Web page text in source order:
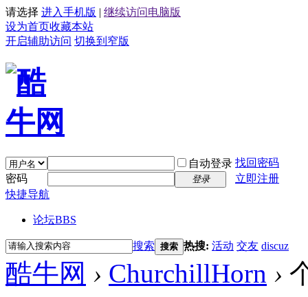
请选择 进入手机版 | 继续访问电脑版
设为首页收藏本站
开启辅助访问 切换到窄版
自动登录 找回密码
密码
登录
立即注册
快捷导航
论坛BBS
搜索 搜索 热搜: 活动 交友 discuz
酷牛网 › ChurchillHorn ›